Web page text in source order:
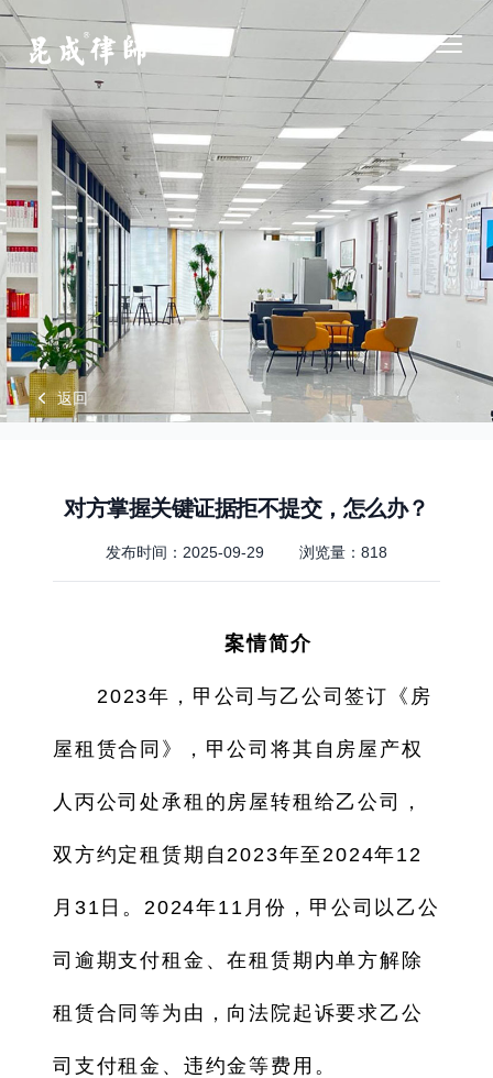
江苏昆成律师事务所
返回
对方掌握关键证据拒不提交，怎么办？
发布时间：2025-09-29 浏览量： 818
案情简介
2023年，甲公司与乙公司签订《房
屋租赁合同》，甲公司将其自房屋产权
人丙公司处承租的房屋转租给乙公司，
双方约定租赁期自2023年至2024年12
月31日。2024年11月份，甲公司以乙公
司逾期支付租金、在租赁期内单方解除
租赁合同等为由，向法院起诉要求乙公
司支付租金、违约金等费用。